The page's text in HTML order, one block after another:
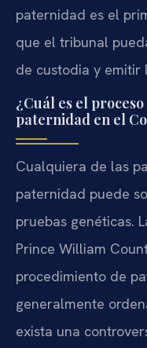
paternidad es el
que el tribunal
de custodia y emitir
¿Cuál es el
paternidad en el
Cualquiera de las
paternidad puede
pruebas genéticas.
Prince William
procedimiento de
generalmente
exista una